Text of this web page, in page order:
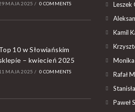
MAJA 2025 / 0 COMMENTS
10 w Słowiańskim
– kwiecień 2025
MAJA 2025 / 0 COMMENTS
Leszek
Kamil
Rafał
Paweł